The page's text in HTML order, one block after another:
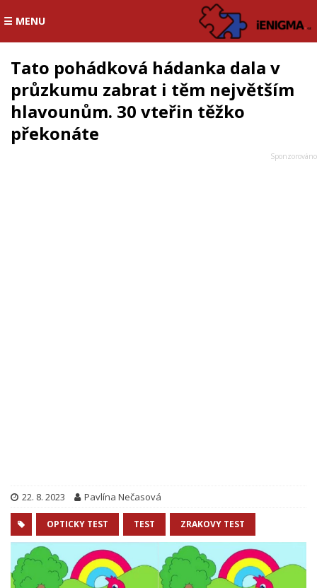
☰ MENU
Tato pohádková hádanka dala v
průzkumu zabrat i těm největším
hlavounům. 30 vteřin těžko
překonáte
22. 8. 2023 Pavlína Nečasová
OPTICKY TEST TEST ZRAKOVY TEST